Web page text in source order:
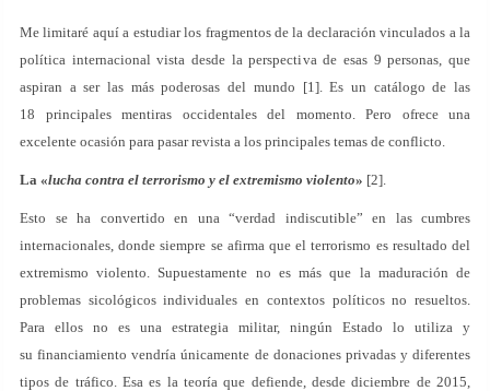
Me limitaré aquí a estudiar los fragmentos de la declaración vinculados a la
política internacional vista desde la perspectiva de esas 9 personas, que
aspiran a ser las más poderosas del mundo [1]. Es un catálogo de las
18 principales mentiras occidentales del momento. Pero ofrece una
excelente ocasión para pasar revista a los principales temas de conflicto.
La «lucha contra el terrorismo y el extremismo violento» [2].
Esto se ha convertido en una “verdad indiscutible” en las cumbres
internacionales, donde siempre se afirma que el terrorismo es resultado del
extremismo violento. Supuestamente no es más que la maduración de
problemas sicológicos individuales en contextos políticos no resueltos.
Para ellos no es una estrategia militar, ningún Estado lo utiliza y
su financiamiento vendría únicamente de donaciones privadas y diferentes
tipos de tráfico. Esa es la teoría que defiende, desde diciembre de 2015,